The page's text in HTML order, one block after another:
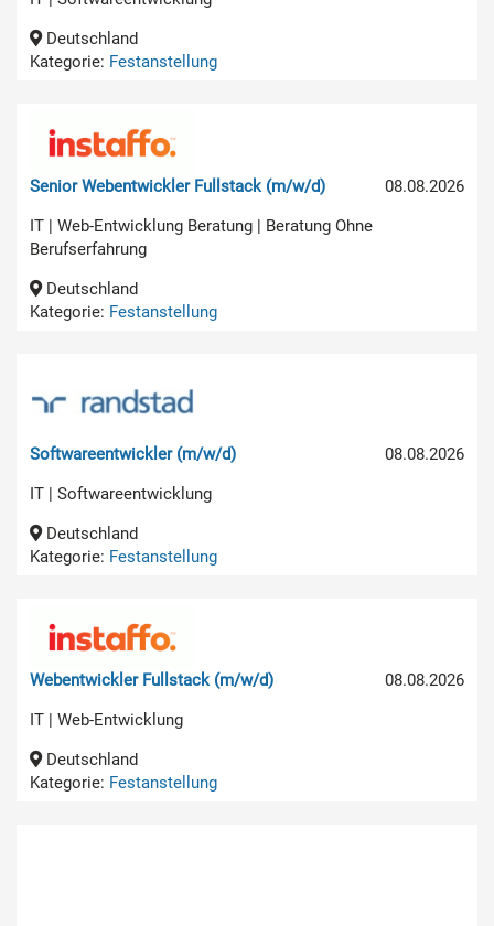
Deutschland
Kategorie: Festanstellung
08.08.2026
Senior Webentwickler Fullstack (m/w/d)
IT | Web-Entwicklung Beratung | Beratung Ohne
Berufserfahrung
Deutschland
Kategorie: Festanstellung
08.08.2026
Softwareentwickler (m/w/d)
IT | Softwareentwicklung
Deutschland
Kategorie: Festanstellung
08.08.2026
Webentwickler Fullstack (m/w/d)
IT | Web-Entwicklung
Deutschland
Kategorie: Festanstellung